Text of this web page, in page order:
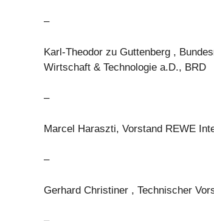
–
Karl-Theodor zu Guttenberg ,
Wirtschaft & Technologie a.D., BRD
–
Marcel Haraszti, Vorstand REWE
–
Gerhard Christiner , Technischer